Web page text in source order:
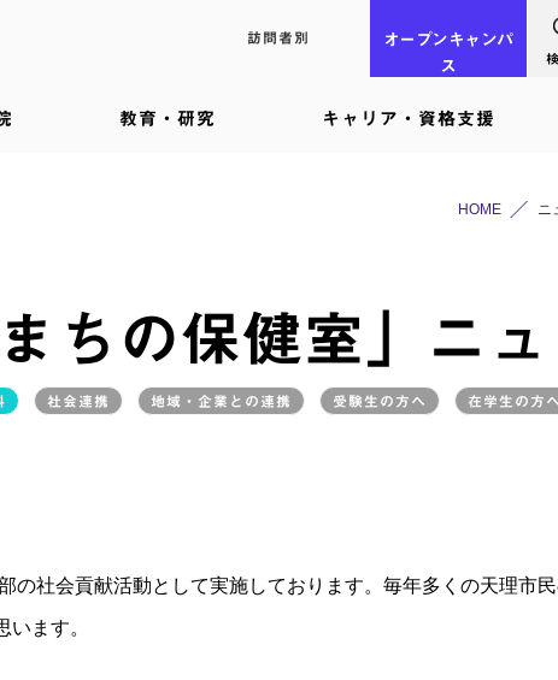
訪問者別 オープン キャンパ
ス
教育・研究 キャリア・資格支援
HOME ニ
ちの保健室」ニ
社会連携 地域・企業との連携 受験生の方へ 在学生の方
の社会貢献活動として実施しております。毎年多くの天理市
ます。